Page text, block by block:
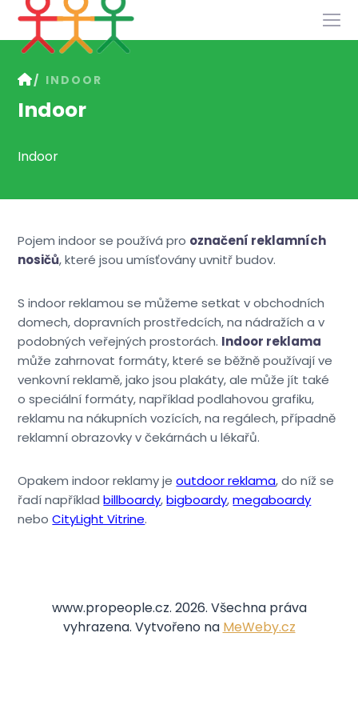
INDOOR
Indoor
Indoor
Pojem indoor se používá pro označení reklamních
nosičů, které jsou umísťovány uvnitř budov.
S indoor reklamou se můžeme setkat v obchodních
domech, dopravních prostředcích, na nádražích a v
podobných veřejných prostorách. Indoor reklama
může zahrnovat formáty, které se běžně používají ve
venkovní reklamě, jako jsou plakáty, ale může jít také
o speciální formáty, například podlahovou grafiku,
reklamu na nákupních vozících, na regálech, případně
reklamní obrazovky v čekárnách u lékařů.
Opakem indoor reklamy jeoutdoor reklama, do níž se
řadí napříkladbillboardy,bigboardy,megaboardy
neboCityLight Vitrine.
www.propeople.cz. 2026. Všechna práva
vyhrazena. Vytvořeno na MeWeby.cz